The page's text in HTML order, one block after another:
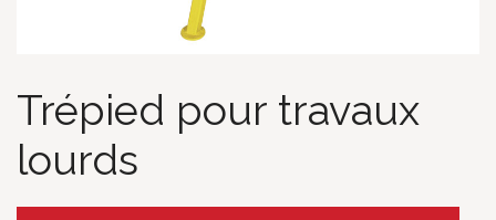
Trépied pour travaux
lourds